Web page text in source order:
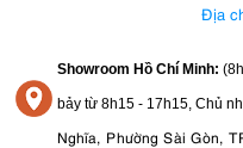
Địa
Showroom Hồ Chí Minh:
bảy từ 8h15 - 17h15, Chủ
Nghĩa, Phường Sài Gòn,